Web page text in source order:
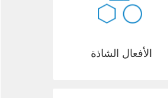
الأفعال الشاذة